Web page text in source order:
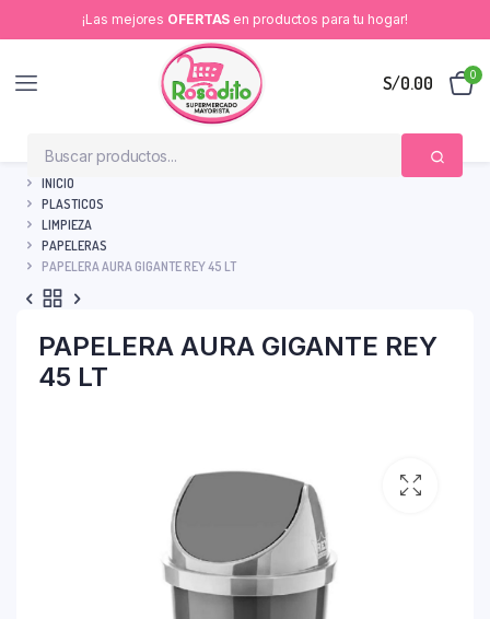
¡Las mejores OFERTAS en productos para tu hogar!
S/0.00 0
INICIO
PLASTICOS
LIMPIEZA
PAPELERAS
PAPELERA AURA GIGANTE REY 45 LT
PAPELERA AURA GIGANTE REY
45 LT